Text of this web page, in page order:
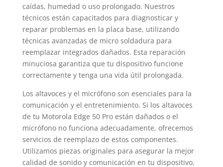
caídas, humedad o uso prolongado. Nuestros
técnicos están capacitados para diagnosticar y
reparar problemas en la placa base, utilizando
técnicas avanzadas de micro soldadura para
reemplazar integrados dañados. Esta reparación
minuciosa garantiza que tu dispositivo funcione
correctamente y tenga una vida útil prolongada.
Los altavoces y el micrófono son esenciales para la
comunicación y el entretenimiento. Si los altavoces
de tu Motorola Edge 50 Pro están dañados o el
micrófono no funciona adecuadamente, ofrecemos
servicios de reemplazo de estos componentes.
Utilizamos piezas originales para asegurar la mejor
calidad de sonido y comunicación en tu dispositivo,